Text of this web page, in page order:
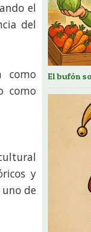
el
del
como
como
y
de
El bufón